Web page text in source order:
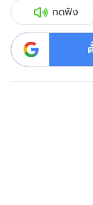
กดฟัง